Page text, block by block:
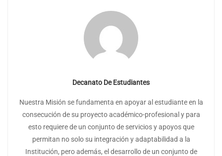
Decanato De Estudiantes
Nuestra Misión se fundamenta en apoyar al estudiante en la
consecución de su proyecto académico-profesional y para
esto requiere de un conjunto de servicios y apoyos que
permitan no solo su integración y adaptabilidad a la
Institución, pero además, el desarrollo de un conjunto de